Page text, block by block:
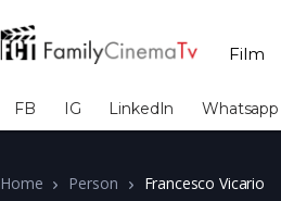
Film
FB IG LinkedIn Whatsapp
Home Person Francesco Vicario